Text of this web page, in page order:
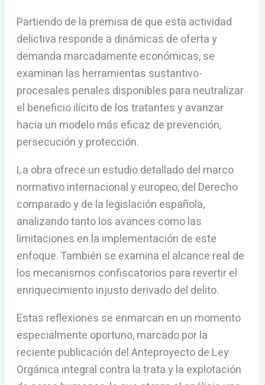
Partiendo de la premisa de que esta actividad
delictiva responde a dinámicas de oferta y
demanda marcadamente económicas, se
examinan las herramientas sustantivo-
procesales penales disponibles para neutralizar
el beneficio ilícito de los tratantes y avanzar
hacia un modelo más eficaz de prevención,
persecución y protección.
La obra ofrece un estudio detallado del marco
normativo internacional y europeo, del Derecho
comparado y de la legislación española,
analizando tanto los avances como las
limitaciones en la implementación de este
enfoque. También se examina el alcance real de
los mecanismos confiscatorios para revertir el
enriquecimiento injusto derivado del delito.
Estas reflexiones se enmarcan en un momento
especialmente oportuno, marcado por la
reciente publicación del Anteproyecto de Ley
Orgánica integral contra la trata y la explotación